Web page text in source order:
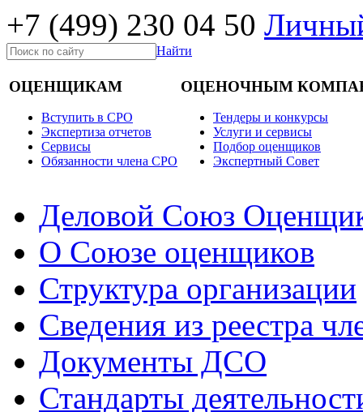
+7 (499) 230 04 50
Найти
ОЦЕНЩИКАМ
Вступить в СРО
Экспертиза отчетов
Cервисы
Обязанности члена СРО
ОЦЕНОЧНЫМ
Тендеры и конкурсы
Услуги и сервисы
Подбор оценщиков
Экспертный Совет
Деловой Союз
О Союзе оценщиков
Структура организации
Сведения из реестра
Документы ДСО
Стандарты